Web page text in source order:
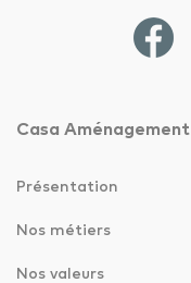
Casa Aménagement
Présentation
Nos métiers
Nos valeurs